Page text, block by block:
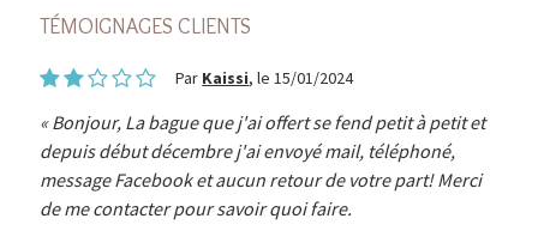
TÉMOIGNAGES CLIENTS
Par Kaissi, le 15/01/2024
Bonjour, La bague que j'ai offert se fend petit à petit et
depuis début décembre j'ai envoyé mail, téléphoné,
message Facebook et aucun retour de votre part! Merci
de me contacter pour savoir quoi faire.